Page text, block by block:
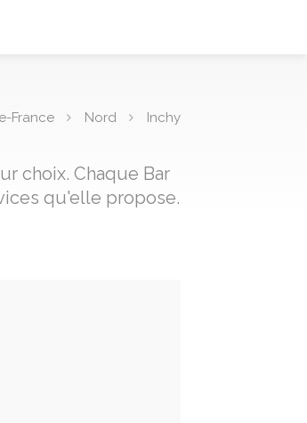
France Nord Inchy
choix. Chaque Bar
qu'elle propose.